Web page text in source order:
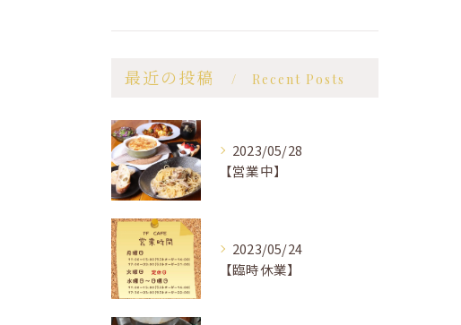
最近の投稿 Recent Posts
2023/05/28
【営業中】
2023/05/24
【臨時休業】